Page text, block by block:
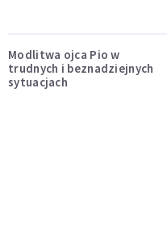
Modlitwa ojca Pio w
trudnych i beznadziejnych
sytuacjach